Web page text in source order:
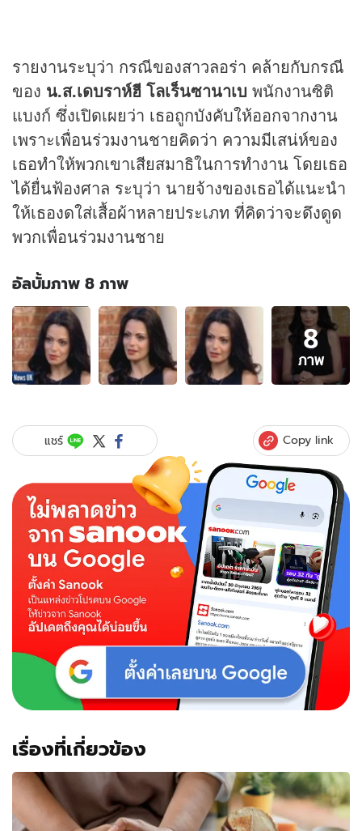
รายงานระบุว่า กรณีของสาวลอร่า คล้ายกับกรณี
ของ น.ส.เดบราห์ฮี โลเร็นซานาเบ พนักงานซิติ
แบงก์ ซึ่งเปิดเผยว่า เธอถูกบังคับให้ออกจากงาน
เพราะเพื่อนร่วมงานชายคิดว่า ความมีเสน่ห์ของ
เธอทำให้พวกเขาเสียสมาธิในการทำงาน โดยเธอ
ได้ยื่นฟ้องศาล ระบุว่า นายจ้างของเธอได้แนะนำ
ให้เธองดใส่เสื้อผ้าหลายประเภท ที่คิดว่าจะดึงดูด
พวกเพื่อนร่วมงานชาย
อัลบั้มภาพ 8 ภาพ
อัลบั้ม
ภาพ
8
ภาพ
ของ
สวย
ถูก
สาว
ดีกรี"ดร."ครวญ"ต้อง
ออก-
ทำงาน
ได้"เพราะ
หน้าตา
เกิน
8
ภาพ
แชร์ Copy link
เรื่องที่เกี่ยวข้อง